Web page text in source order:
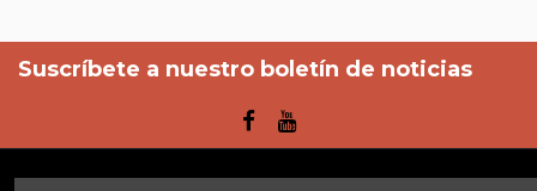
Suscríbete a nuestro boletín de noticias